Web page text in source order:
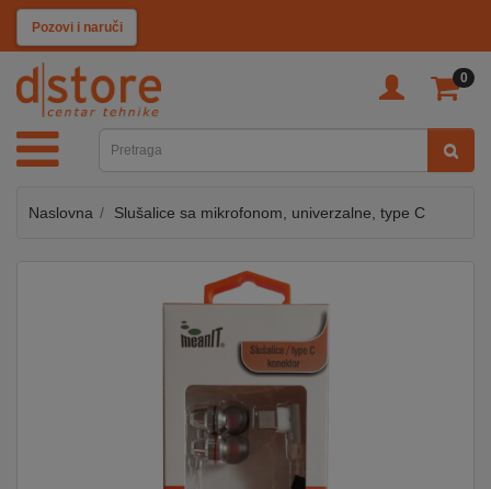
Pozovi i naruči
0
KATEGORIJE
TV
SAT
MOBILNI
Naslovna Slušalice sa mikrofonom, univerzalne, type C